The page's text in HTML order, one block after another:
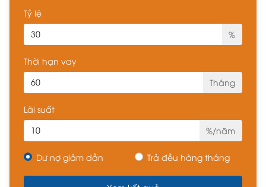
Tỷ lệ
%
Thời hạn vay
Tháng
Lãi suất
%/năm
Dư nợ giảm dần Trả đều hàng tháng